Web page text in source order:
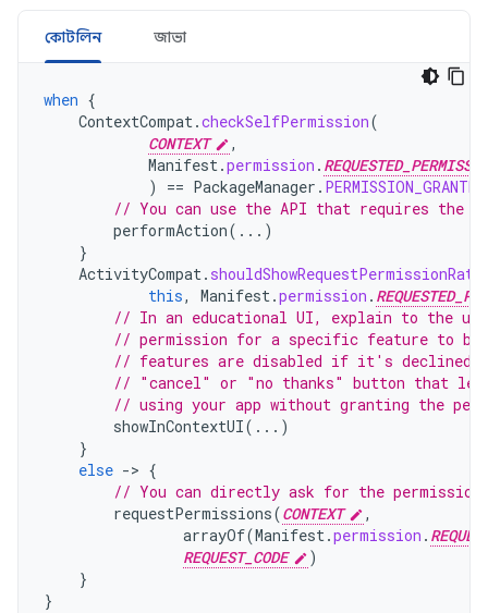
কোটলিন জাভা
when {
ContextCompat.checkSelfPermission(
CONTEXT
,
Manifest.permission .
)
== PackageManager . PERMISSION_GRANTED
// You can use the API that requires the
performAction(...)
}
ActivityCompat.
this, Manifest.permission .
// In an educational UI, explain to the
// permission for a specific feature to
// features are disabled if it's
// "cancel" or "no thanks" button that
// using your app without granting the
showInContextUI(...)
}
else -> {
// You can directly ask for the
requestPermissions(CONTEXT
,
arrayOf(Manifest.permission .
REQUEST_CODE
)
}
}